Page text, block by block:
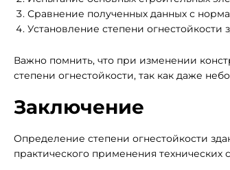
Сравнение полученных данных с
Установление степени огнестойкости
Важно помнить, что при изменении
степени огнестойкости, так как даже
Заключение
Определение степени огнестойкости
практического применения